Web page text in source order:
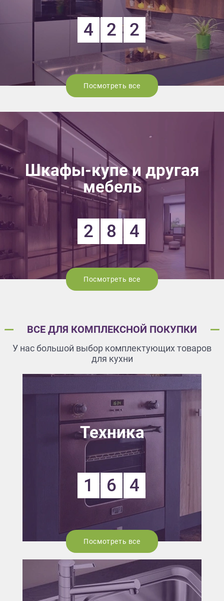
4 2 2
Посмотреть все
Шкафы-купе и другая
мебель
2 8 4
Посмотреть все
ВСЕ ДЛЯ КОМПЛЕКСНОЙ ПОКУПКИ
У нас большой выбор комплектующих товаров
для кухни
Техника
1 6 4
Посмотреть все